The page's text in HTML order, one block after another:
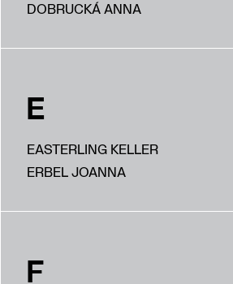
DOBRUCKÁ ANNA
E
EASTERLING KELLER
ERBEL JOANNA
F